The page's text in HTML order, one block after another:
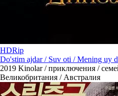
HDRip
Do'stim ajdar / Suv oti / Mening uy
2019 Kinolar / приключения /
Великобритания / Австралия